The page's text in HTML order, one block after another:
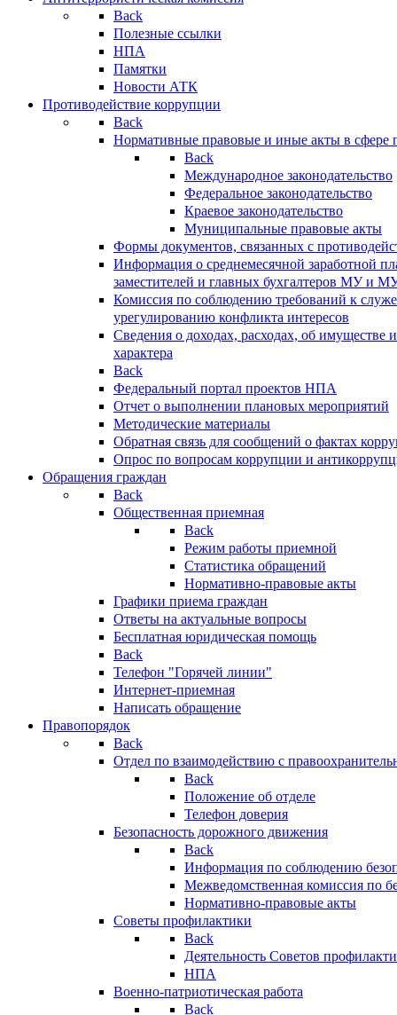
Back
Полезные ссылки
НПА
Памятки
Новости АТК
Противодействие коррупции
Back
Нормативные правовые и иные акты в сфере
Back
Международное законодательство
Федеральное законодательство
Краевое законодательство
Муниципальные правовые акты
Формы документов, связанных с
Информация о среднемесячной заработной
заместителей и главных бухгалтеров МУ и
Комиссия по соблюдению требований к
урегулированию конфликта интересов
Сведения о доходах, расходах, об имуществе
характера
Back
Федеральный портал проектов НПА
Отчет о выполнении плановых мероприятий
Методические материалы
Обратная связь для сообщений о фактах
Опрос по вопросам коррупции и
Обращения граждан
Back
Общественная приемная
Back
Режим работы приемной
Статистика обращений
Нормативно-правовые акты
Графики приема граждан
Ответы на актуальные вопросы
Бесплатная юридическая помощь
Back
Телефон "Горячей линии"
Интернет-приемная
Написать обращение
Правопорядок
Back
Отдел по взаимодействию с
Back
Положение об отделе
Телефон доверия
Безопасность дорожного движения
Back
Информация по соблюдению
Межведомственная комиссия по
Нормативно-правовые акты
Советы профилактики
Back
Деятельность Советов
НПА
Военно-патриотическая работа
Back